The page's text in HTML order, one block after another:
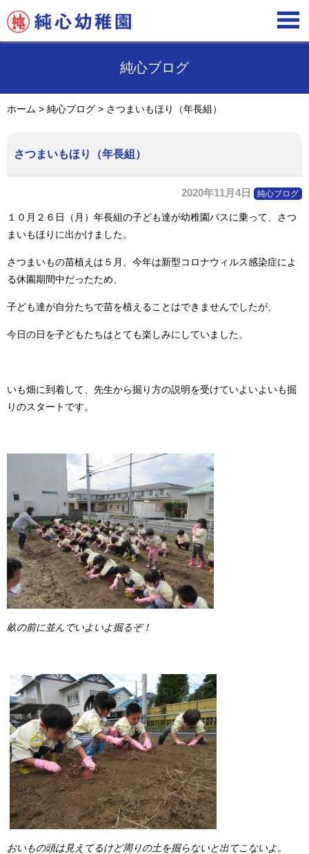

純心ブログ
ホーム > 純心ブログ > さつまいもほり（年長組）
さつまいもほり（年長組）
2020年11月4日 純心ブログ
１０月２６日（月）年長組の子ども達が幼稚園バスに乗って、さつ
まいもほりに出かけました。
さつまいもの苗植えは５月、今年は新型コロナウィルス感染症によ
る休園期間中だったため、
子ども達が自分たちで苗を植えることはできませんでしたが、
今日の日を子どもたちはとても楽しみにしていました。
いも畑に到着して、先生から掘り方の説明を受けていよいよいも掘
りのスタートです。
畝の前に並んでいよいよ掘るぞ！
おいもの頭は見えてるけど周りの土を掘らないと出てこないよ。